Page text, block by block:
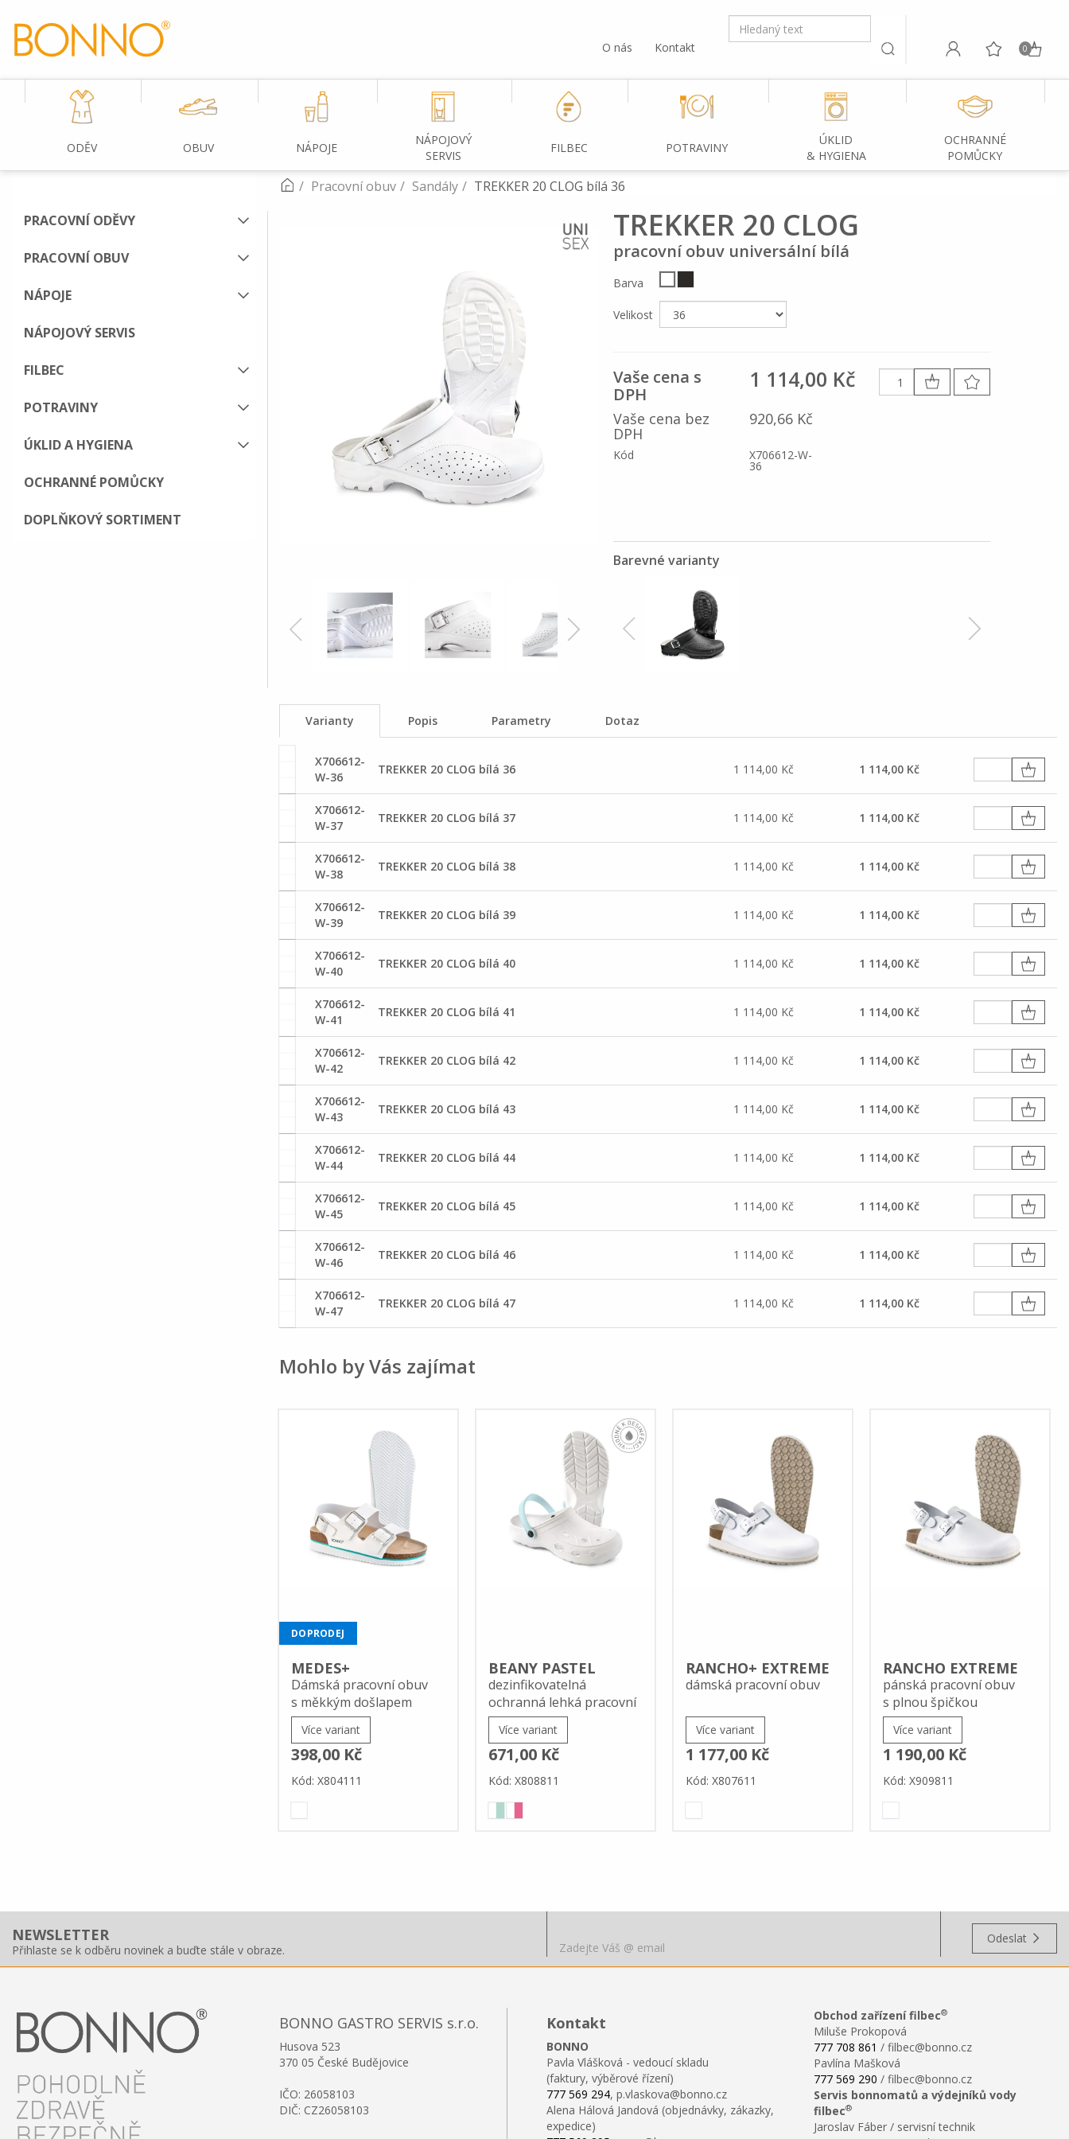
O nás Kontakt 0
ODĚV OBUV NÁPOJE
NÁPOJOVÝ
SERVIS
FILBEC POTRAVINY
ÚKLID
& HYGIENA
OCHRANNÉ
POMŮCKY
PRACOVNÍ ODĚVY
PRACOVNÍ OBUV
NÁPOJE
NÁPOJOVÝ SERVIS
FILBEC
POTRAVINY
ÚKLID A HYGIENA
OCHRANNÉ POMŮCKY
DOPLŇKOVÝ SORTIMENT
Pracovní obuv Sandály TREKKER 20 CLOG bílá 36
TREKKER 20 CLOG
pracovní obuv universální bílá
Barva
Velikost
Vaše cena s
DPH
1 114,00 Kč
Vaše cena bez
DPH
920,66 Kč
Kód X706612-W-
36
Barevné varianty
Varianty Popis Parametry Dotaz
X706612-
W-36
TREKKER 20 CLOG bílá 36 1 114,00 Kč 1 114,00 Kč
X706612-
W-37
TREKKER 20 CLOG bílá 37 1 114,00 Kč 1 114,00 Kč
X706612-
W-38
TREKKER 20 CLOG bílá 38 1 114,00 Kč 1 114,00 Kč
X706612-
W-39
TREKKER 20 CLOG bílá 39 1 114,00 Kč 1 114,00 Kč
X706612-
W-40
TREKKER 20 CLOG bílá 40 1 114,00 Kč 1 114,00 Kč
X706612-
W-41
TREKKER 20 CLOG bílá 41 1 114,00 Kč 1 114,00 Kč
X706612-
W-42
TREKKER 20 CLOG bílá 42 1 114,00 Kč 1 114,00 Kč
X706612-
W-43
TREKKER 20 CLOG bílá 43 1 114,00 Kč 1 114,00 Kč
X706612-
W-44
TREKKER 20 CLOG bílá 44 1 114,00 Kč 1 114,00 Kč
X706612-
W-45
TREKKER 20 CLOG bílá 45 1 114,00 Kč 1 114,00 Kč
X706612-
W-46
TREKKER 20 CLOG bílá 46 1 114,00 Kč 1 114,00 Kč
X706612-
W-47
TREKKER 20 CLOG bílá 47 1 114,00 Kč 1 114,00 Kč
Mohlo by Vás zajímat
DOPRODEJ
MEDES+
Dámská pracovní obuv
s měkkým došlapem
Více variant
398,00 Kč
Kód: X804111
BEANY PASTEL
dezinfikovatelná
ochranná lehká pracovní
obuv
Více variant
671,00 Kč
Kód: X808811
RANCHO+ EXTREME
dámská pracovní obuv
Více variant
1 177,00 Kč
Kód: X807611
RANCHO EXTREME
pánská pracovní obuv
s plnou špičkou
Více variant
1 190,00 Kč
Kód: X909811
NEWSLETTER
Přihlaste se k odběru novinek a buďte stále v obraze.
Odeslat
BONNO GASTRO SERVIS s.r.o.
Husova 523
370 05 České Budějovice
IČO: 26058103
DIČ: CZ26058103
Kontakt
BONNO
Pavla Vlášková - vedoucí skladu
(faktury, výběrové řízení)
777 569 294, p.vlaskova@bonno.cz
Alena Hálová Jandová (objednávky, zákazky,
expedice)
Obchod zařízení filbec®
Miluše Prokopová
777 708 861 / filbec@bonno.cz
Pavlína Mašková
777 569 290 / filbec@bonno.cz
Servis bonnomatů a výdejníků vody
filbec®
Jaroslav Fáber / servisní technik